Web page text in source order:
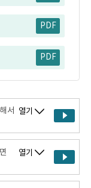
PDF
PDF
서 열기
열기